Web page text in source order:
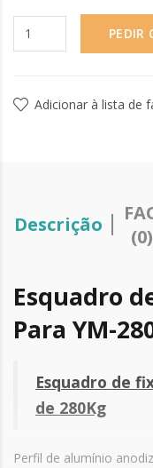
PEDIR
Adicionar à lista de
Descrição
(0)
Esquadro
Para YM-
Esquadro de
de 280Kg
Perfil de alumínio